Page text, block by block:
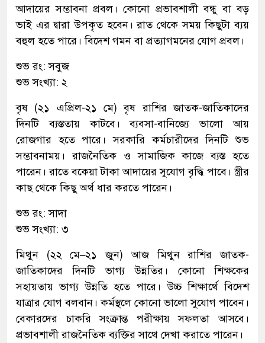
আদায়ের সম্ভাবনা প্রবল। কোনো প্রভাবশালী বন্ধু বা বড়
ভাই এর দ্বারা উপকৃত হবেন। রাত থেকে সময় কিছুটা ব্যয়
বহুল হতে পারে। বিদেশ গমন বা প্রত্যাগমনের যোগ প্রবল।
শুভ রং: সবুজ
শুভ সংখ্যা: ২
বৃষ (২১ এপ্রিল-২১ মে) বৃষ রাশির জাতক-জাতিকাদের
দিনটি ব্যস্ততায় কাটবে। ব্যবসা-বানিজ্যে ভালো আয়
রোজগার হতে পারে। সরকারি কর্মচারীদের দিনটি শুভ
সম্ভাবনাময়। রাজনৈতিক ও সামাজিক কাজে ব্যস্ত হতে
পারেন। রাতে বকেয়া টাকা আদায়ের সুযোগ বৃদ্ধি পাবে। স্ত্রীর
কাছ থেকে কিছু অর্থ ধার করতে পারেন।
শুভ রং: সাদা
শুভ সংখ্যা: ৩
মিথুন (২২ মে–২১ জুন) আজ মিথুন রাশির জাতক-
জাতিকাদের দিনটি ভাগ্য উন্নতির। কোনো শিক্ষকের
সহায়তায় ভাগ্য উন্নতি হতে পারে। উচ্চ শিক্ষার্থে বিদেশ
যাত্রার যোগ বলবান। কর্মস্থলে কোনো ভালো সুযোগ পাবেন।
বেকারদের চাকরি সংক্রান্ত পরীক্ষায় সফলতা আসবে।
প্রভাবশালী রাজনৈতিক ব্যক্তির সাথে দেখা করাতে পারেন।